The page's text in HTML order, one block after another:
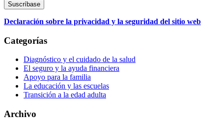
Declaración sobre la privacidad y la seguridad del sitio web
Categorías
Diagnóstico y el cuidado de la salud
El seguro y la ayuda financiera
Apoyo para la familia
La educación y las escuelas
Transición a la edad adulta
Archivo